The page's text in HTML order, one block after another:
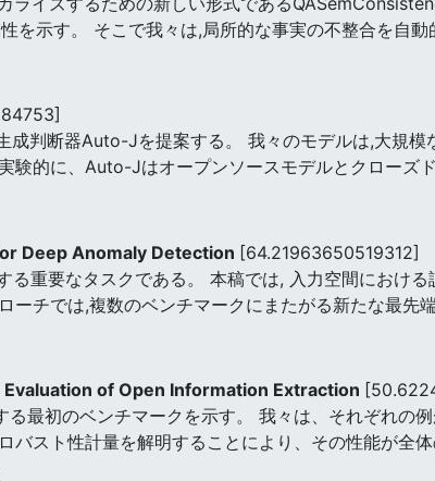
示す。 そこで我々は,局所的な事実の不整合を自動
成判断器Auto-Jを提案する。 我々のモデルは,大規模
験的に、Auto-Jはオープンソースモデルとクローズ
Deep Anomaly Detection [64.21963650519312]
重要なタスクである。 本稿では, 入力空間における
チでは,複数のベンチマークにまたがる新たな最先
of Open Information Extraction
最初のベンチマークを示す。 我々は、それぞれの
スト性計量を解明することにより、その性能が全